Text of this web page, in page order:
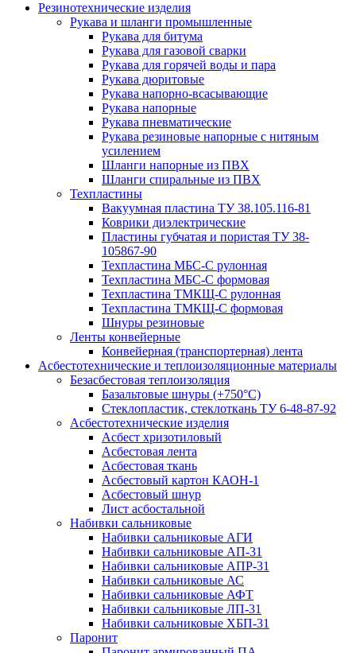
Резинотехнические изделия
Рукава и шланги промышленные
Рукава для битума
Рукава для газовой сварки
Рукава для горячей воды и пара
Рукава дюритовые
Рукава напорно-всасывающие
Рукава напорные
Рукава пневматические
Рукава резиновые напорные с нитяным
усилением
Шланги напорные из ПВХ
Шланги спиральные из ПВХ
Техпластины
Вакуумная пластина ТУ 38.105.116-81
Коврики диэлектрические
Пластины губчатая и пористая ТУ 38-
105867-90
Техпластина МБС-С рулонная
Техпластина МБС-С формовая
Техпластина ТМКЩ-С рулонная
Техпластина ТМКЩ-С формовая
Шнуры резиновые
Ленты конвейерные
Конвейерная (транспортерная) лента
Асбестотехнические и теплоизоляционные материалы
Безасбестовая теплоизоляция
Базальтовые шнуры (+750°С)
Стеклопластик, стеклоткань ТУ 6-48-87-92
Асбестотехнические изделия
Асбест хризотиловый
Асбестовая лента
Асбестовая ткань
Асбестовый картон КАОН-1
Асбестовый шнур
Лист асбостальной
Набивки сальниковые
Набивки сальниковые АГИ
Набивки сальниковые АП-31
Набивки сальниковые АПР-31
Набивки сальниковые АС
Набивки сальниковые АФТ
Набивки сальниковые ЛП-31
Набивки сальниковые ХБП-31
Паронит